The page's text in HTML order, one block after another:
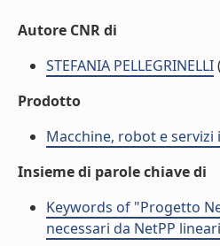
Autore CNR di
STEFANIA PELLEGRINELLI
Prodotto
Macchine, robot e servizi
Insieme di parole chiave di
Keywords of "Progetto
necessari da NetPP